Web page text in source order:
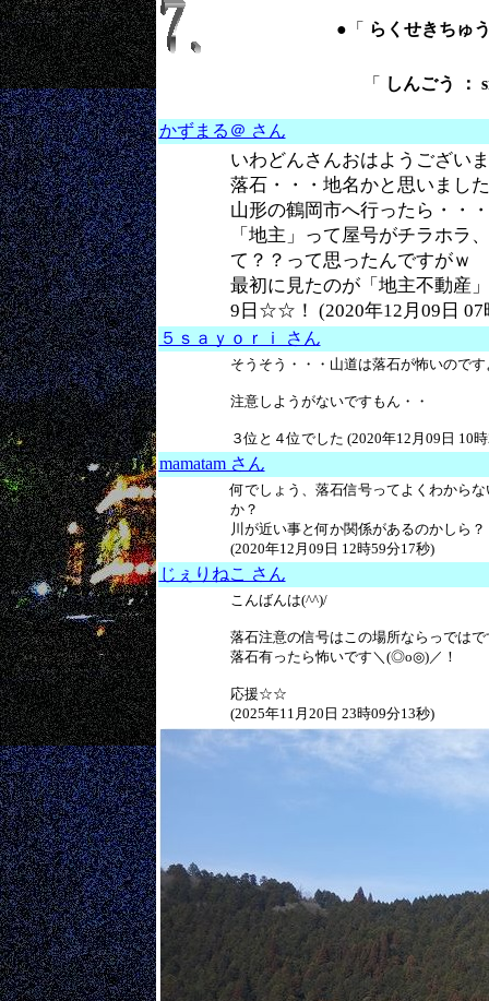
●「 らくせきちゅ
「 しんごう ：
かずまる＠ さん
いわどんさんおはようござい
落石・・・地名かと思いまし
山形の鶴岡市へ行ったら・・・
「地主」って屋号がチラホラ
て？？って思ったんですがｗ
最初に見たのが「地主不動産
9日☆☆！ (2020年12月09日 07
５ｓａｙｏｒｉ さん
そうそう・・・山道は落石が怖いのです
注意しようがないですもん・・
３位と４位でした (2020年12月09日 10
mamatam さん
何でしょう、落石信号ってよくわから
か？
川が近い事と何か関係があるのかしら？
(2020年12月09日 12時59分17秒)
じぇりねこ さん
こんばんは(^^)/
落石注意の信号はこの場所ならっではで
落石有ったら怖いです＼(◎o◎)／！
応援☆☆
(2025年11月20日 23時09分13秒)